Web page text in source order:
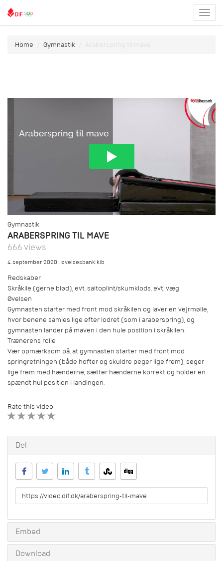
menu
Home Gymnastik Araberspring til mave
Gymnastik
ARABERSPRING TIL MAVE
666 views
4. september 2020 øvelsesbank:kib
Redskaber
Skråkile (gerne blød), evt. saltoplint/skumklods, evt. væg
Øvelsen
Gymnasten starter med front mod skråkilen og laver en vejrmølle,
hvor benene samles lige efter lodret (som i araberspring), og
gymnasten lander på maven i den hule position i skråkilen.
Trænerens rolle
Vær opmærksom på, at gymnasten starter med front mod
springretningen (både hofter og skuldre peger lige frem), søger
lige frem med hænderne, sætter hænderne korrekt og holder en
spændt hul position i landingen.
Rate this video
Del
URL
to
Embed
Download